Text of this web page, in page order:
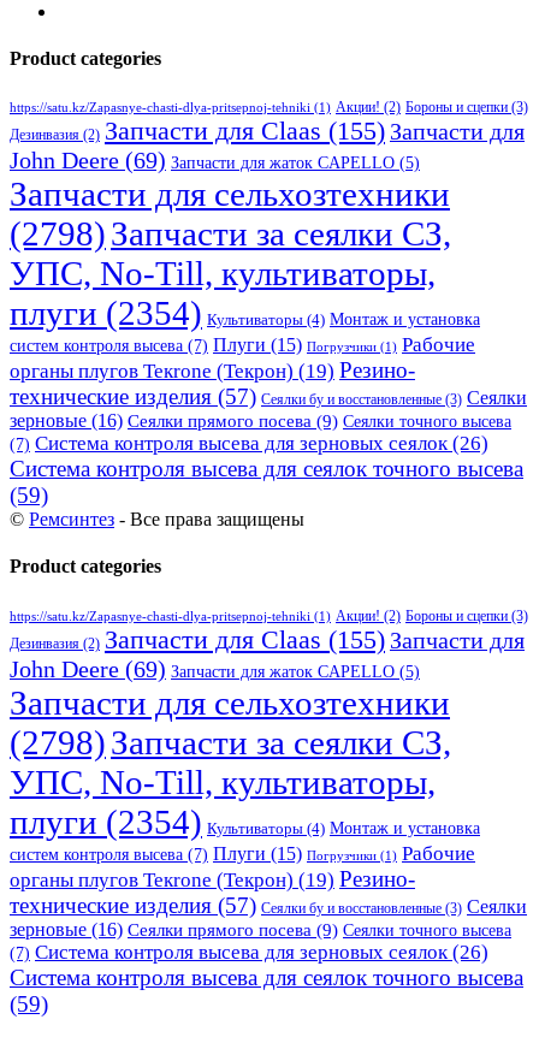
Product categories
https://satu.kz/Zapasnye-chasti-dlya-pritsepnoj-tehniki (1) Акции! (2) Бороны и сцепки (3)
Дезинвазия (2) Запчасти для Claas (155) Запчасти для
John Deere (69) Запчасти для жаток CAPELLO (5)
Запчасти для сельхозтехники
(2798)Запчасти за сеялки СЗ,
УПС, No-Till, культиваторы,
плуги (2354) Культиваторы (4) Монтаж и установка
систем контроля высева (7) Плуги (15) Погрузчики (1) Рабочие
органы плугов Текrоne (Текрон) (19) Резино-
технические изделия (57) Сеялки бу и восстановленные (3) Сеялки
зерновые (16) Сеялки прямого посева (9) Сеялки точного высева
(7) Система контроля высева для зерновых сеялок(26)
Система контроля высева для сеялок точного высева
(59)
© Ремсинтез - Все права защищены
Product categories
https://satu.kz/Zapasnye-chasti-dlya-pritsepnoj-tehniki (1) Акции! (2) Бороны и сцепки (3)
Дезинвазия (2) Запчасти для Claas (155) Запчасти для
John Deere (69) Запчасти для жаток CAPELLO (5)
Запчасти для сельхозтехники
(2798)Запчасти за сеялки СЗ,
УПС, No-Till, культиваторы,
плуги (2354) Культиваторы (4) Монтаж и установка
систем контроля высева (7) Плуги (15) Погрузчики (1) Рабочие
органы плугов Текrоne (Текрон) (19) Резино-
технические изделия (57) Сеялки бу и восстановленные (3) Сеялки
зерновые (16) Сеялки прямого посева (9) Сеялки точного высева
(7) Система контроля высева для зерновых сеялок (26)
Система контроля высева для сеялок точного высева
(59)